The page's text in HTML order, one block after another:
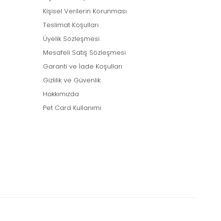
Kişisel Verilerin Korunması
Teslimat Koşulları
Üyelik Sözleşmesi
Mesafeli Satış Sözleşmesi
Garanti ve İade Koşulları
Gizlilik ve Güvenlik
Hakkımızda
Pet Card Kullanımı